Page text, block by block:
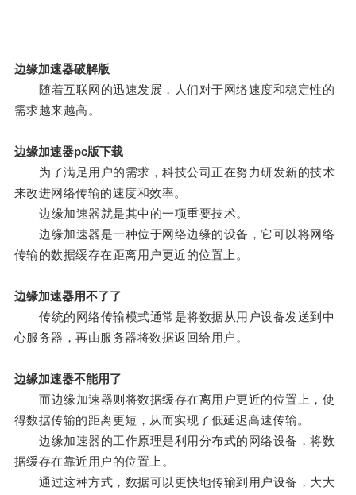
边缘加速器破解版
随着互联网的迅速发展，人们对于网络速度和稳定性的
需求越来越高。
边缘加速器pc版下载
为了满足用户的需求，科技公司正在努力研发新的技术
来改进网络传输的速度和效率。
边缘加速器就是其中的一项重要技术。
边缘加速器是一种位于网络边缘的设备，它可以将网络
传输的数据缓存在距离用户更近的位置上。
边缘加速器用不了了
传统的网络传输模式通常是将数据从用户设备发送到中
心服务器，再由服务器将数据返回给用户。
边缘加速器不能用了
而边缘加速器则将数据缓存在离用户更近的位置上，使
得数据传输的距离更短，从而实现了低延迟高速传输。
边缘加速器的工作原理是利用分布式的网络设备，将数
据缓存在靠近用户的位置上。
通过这种方式，数据可以更快地传输到用户设备，大大